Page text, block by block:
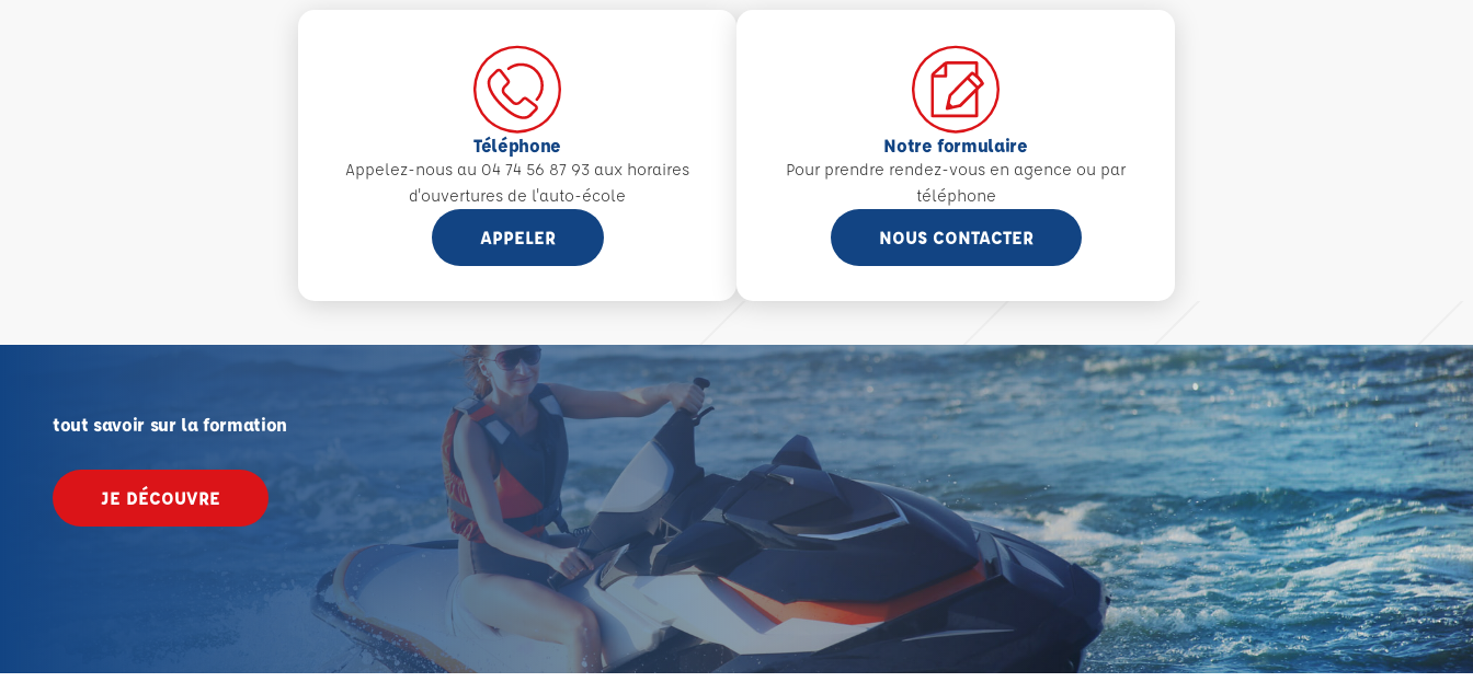
Téléphone
Appelez-nous au 04 74 56 87 93 aux horaires
d'ouvertures de l'auto-école
APPELER
Notre formulaire
Pour prendre rendez-vous en agence ou par
téléphone
NOUS CONTACTER
tout savoir sur la formation
JE DÉCOUVRE